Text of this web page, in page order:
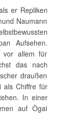
er Repliken
Naumann
Aufsehen.
vor allem für
das nach
draußen
als Chiffre für
In einer
auf Ôgai